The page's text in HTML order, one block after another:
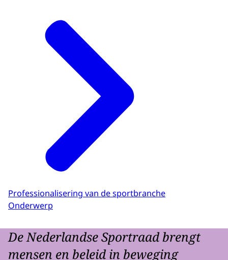
Professionalisering van de sportbranche
Onderwerp
De Nederlandse Sportraad brengt
mensen en beleid in beweging